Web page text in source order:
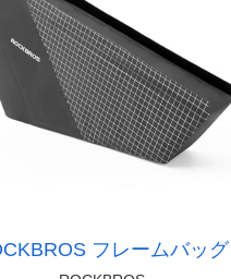
フレームバッグ